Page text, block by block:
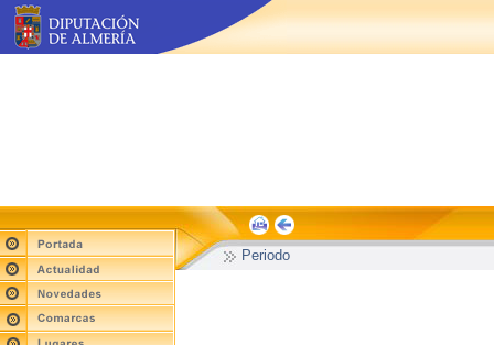
Periodo